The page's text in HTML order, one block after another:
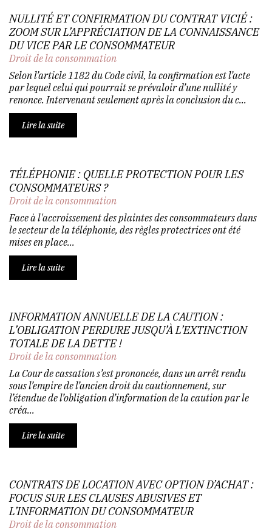
NULLITÉ ET CONFIRMATION DU CONTRAT VICIÉ :
ZOOM SUR L’APPRÉCIATION DE LA CONNAISSANCE
DU VICE PAR LE CONSOMMATEUR
Droit de la consommation
Selon l’article 1182 du Code civil, la confirmation est l’acte
par lequel celui qui pourrait se prévaloir d’une nullité y
renonce. Intervenant seulement après la conclusion du c...
Lire la suite
TÉLÉPHONIE : QUELLE PROTECTION POUR LES
CONSOMMATEURS ?
Droit de la consommation
Face à l'accroissement des plaintes des consommateurs dans
le secteur de la téléphonie, des règles protectrices ont été
mises en place...
Lire la suite
INFORMATION ANNUELLE DE LA CAUTION :
L’OBLIGATION PERDURE JUSQU’À L’EXTINCTION
TOTALE DE LA DETTE !
Droit de la consommation
La Cour de cassation s’est prononcée, dans un arrêt rendu
sous l’empire de l’ancien droit du cautionnement, sur
l’étendue de l’obligation d’information de la caution par le
créa...
Lire la suite
CONTRATS DE LOCATION AVEC OPTION D’ACHAT :
FOCUS SUR LES CLAUSES ABUSIVES ET
L’INFORMATION DU CONSOMMATEUR
Droit de la consommation